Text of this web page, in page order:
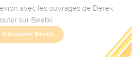
avec les ouvrages de Derek
sur Beebli.
Découvrir Beebli